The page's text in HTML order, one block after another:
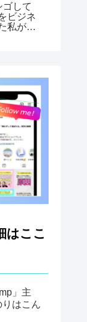
ゴして
ビジネ
私が、
はここ
」主
はこん